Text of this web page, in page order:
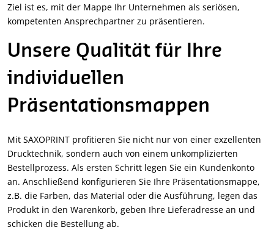
Ziel ist es, mit der Mappe Ihr Unternehmen als seriösen,
kompetenten Ansprechpartner zu präsentieren.
Unsere Qualität für Ihre
individuellen
Präsentationsmappen
Mit SAXOPRINT profitieren Sie nicht nur von einer exzellenten
Drucktechnik, sondern auch von einem unkomplizierten
Bestellprozess. Als ersten Schritt legen Sie ein Kundenkonto
an. Anschließend konfigurieren Sie Ihre Präsentationsmappe,
z.B. die Farben, das Material oder die Ausführung, legen das
Produkt in den Warenkorb, geben Ihre Lieferadresse an und
schicken die Bestellung ab.